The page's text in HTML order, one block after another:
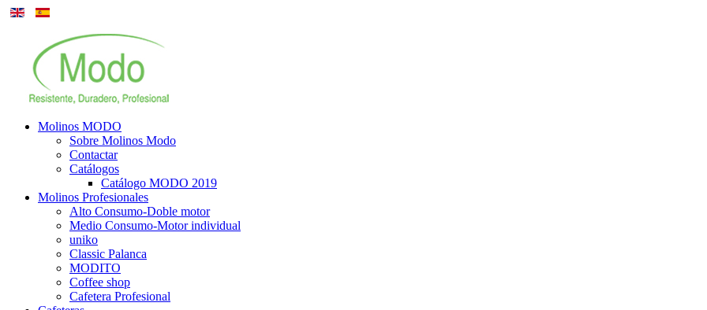
Molinos MODO
Sobre Molinos Modo
Contactar
Catálogos
Catálogo MODO 2019
Molinos Profesionales
Alto Consumo-Doble motor
Medio Consumo-Motor individual
uniko
Classic Palanca
MODITO
Coffee shop
Cafetera Profesional